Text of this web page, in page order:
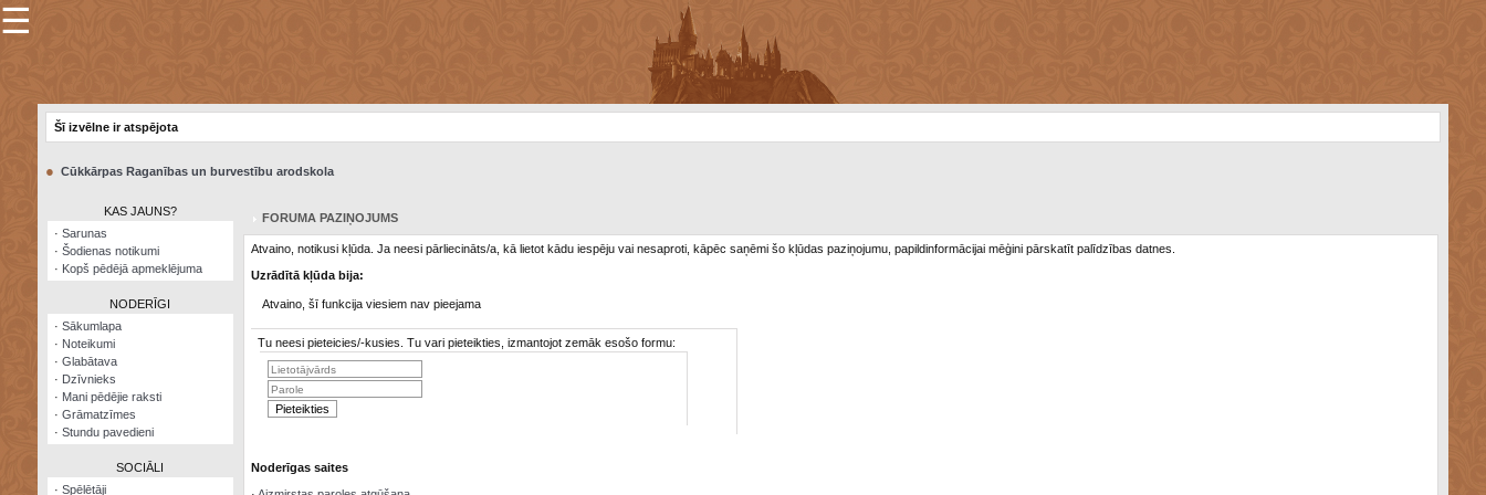
×
Šodienas
Visatcera
almanahs
☰
Šī izvēlne ir atspējota
● Cūkkārpas Raganības un burvestību arodskola
KAS JAUNS?
· Sarunas
· Šodienas notikumi
· Kopš pēdējā apmeklējuma
NODERĪGI
· Sākumlapa
· Noteikumi
· Glabātava
· Dzīvnieks
· Mani pēdējie raksti
· Grāmatzīmes
· Stundu pavedieni
SOCIĀLI
· Spēlētāji
FORUMA PAZIŅOJUMS
Atvaino, notikusi kļūda. Ja neesi pārliecināts/a, kā lietot kādu iespēju vai nesaproti, kāpēc saņēmi šo kļūdas paziņojumu, papildinformācijai mēģini pārskatīt palīdzības datnes.
Uzrādītā kļūda bija:
Atvaino, šī funkcija viesiem nav pieejama
Tu neesi pieteicies/-kusies. Tu vari pieteikties, izmantojot zemāk esošo formu:
Noderīgas saites